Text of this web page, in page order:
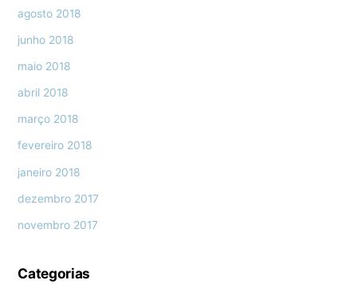
agosto 2018
junho 2018
maio 2018
abril 2018
março 2018
fevereiro 2018
janeiro 2018
dezembro 2017
novembro 2017
Categorias